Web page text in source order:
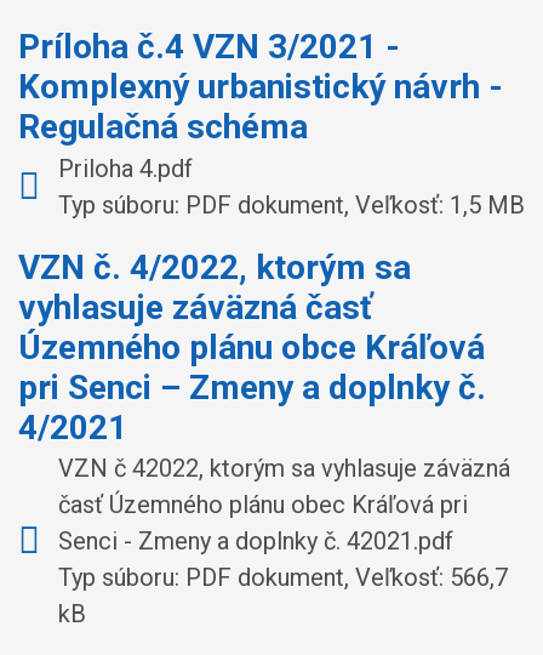
Príloha č.4 VZN 3/2021 -
Komplexný urbanistický návrh -
Regulačná schéma
Priloha 4.pdf
Typ súboru: PDF dokument, Veľkosť: 1,5 MB
VZN č. 4/2022, ktorým sa
vyhlasuje záväzná časť
Územného plánu obce Kráľová
pri Senci – Zmeny a doplnky č.
4/2021
VZN č 42022, ktorým sa vyhlasuje záväzná
časť Územného plánu obec Kráľová pri
Senci - Zmeny a doplnky č. 42021.pdf
Typ súboru: PDF dokument, Veľkosť: 566,7
kB